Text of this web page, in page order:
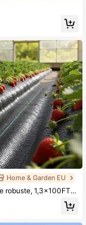
Home & Garden EU
Tissu barrière robuste, 1,3x100FT 3,2oz Tissu de paysage, Tissus bloquants tissés, Tissus barrière de jardin, Couverture de sol de contrôle, Toile géotextile, Tapis de jardinage, Noir